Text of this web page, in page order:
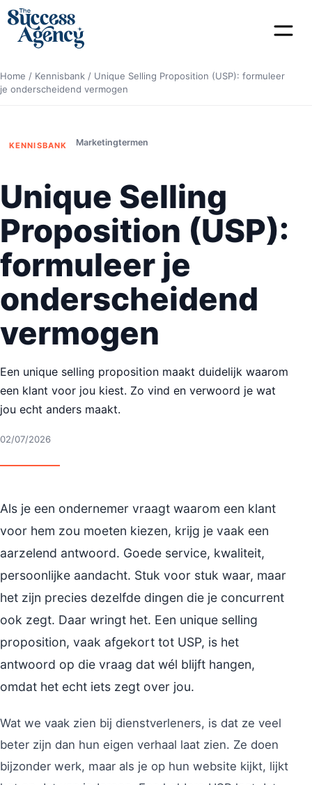
Home / Kennisbank / Unique Selling Proposition (USP): formuleer
je onderscheidend vermogen
KENNISBANK Marketingtermen
Unique Selling
Proposition (USP):
formuleer je
onderscheidend
vermogen
Een unique selling proposition maakt duidelijk waarom
een klant voor jou kiest. Zo vind en verwoord je wat
jou echt anders maakt.
02/07/2026
Als je een ondernemer vraagt waarom een klant
voor hem zou moeten kiezen, krijg je vaak een
aarzelend antwoord. Goede service, kwaliteit,
persoonlijke aandacht. Stuk voor stuk waar, maar
het zijn precies dezelfde dingen die je concurrent
ook zegt. Daar wringt het. Een unique selling
proposition, vaak afgekort tot USP, is het
antwoord op die vraag dat wél blijft hangen,
omdat het echt iets zegt over jou.
Wat we vaak zien bij dienstverleners, is dat ze veel
beter zijn dan hun eigen verhaal laat zien. Ze doen
bijzonder werk, maar als je op hun website kijkt, lijkt